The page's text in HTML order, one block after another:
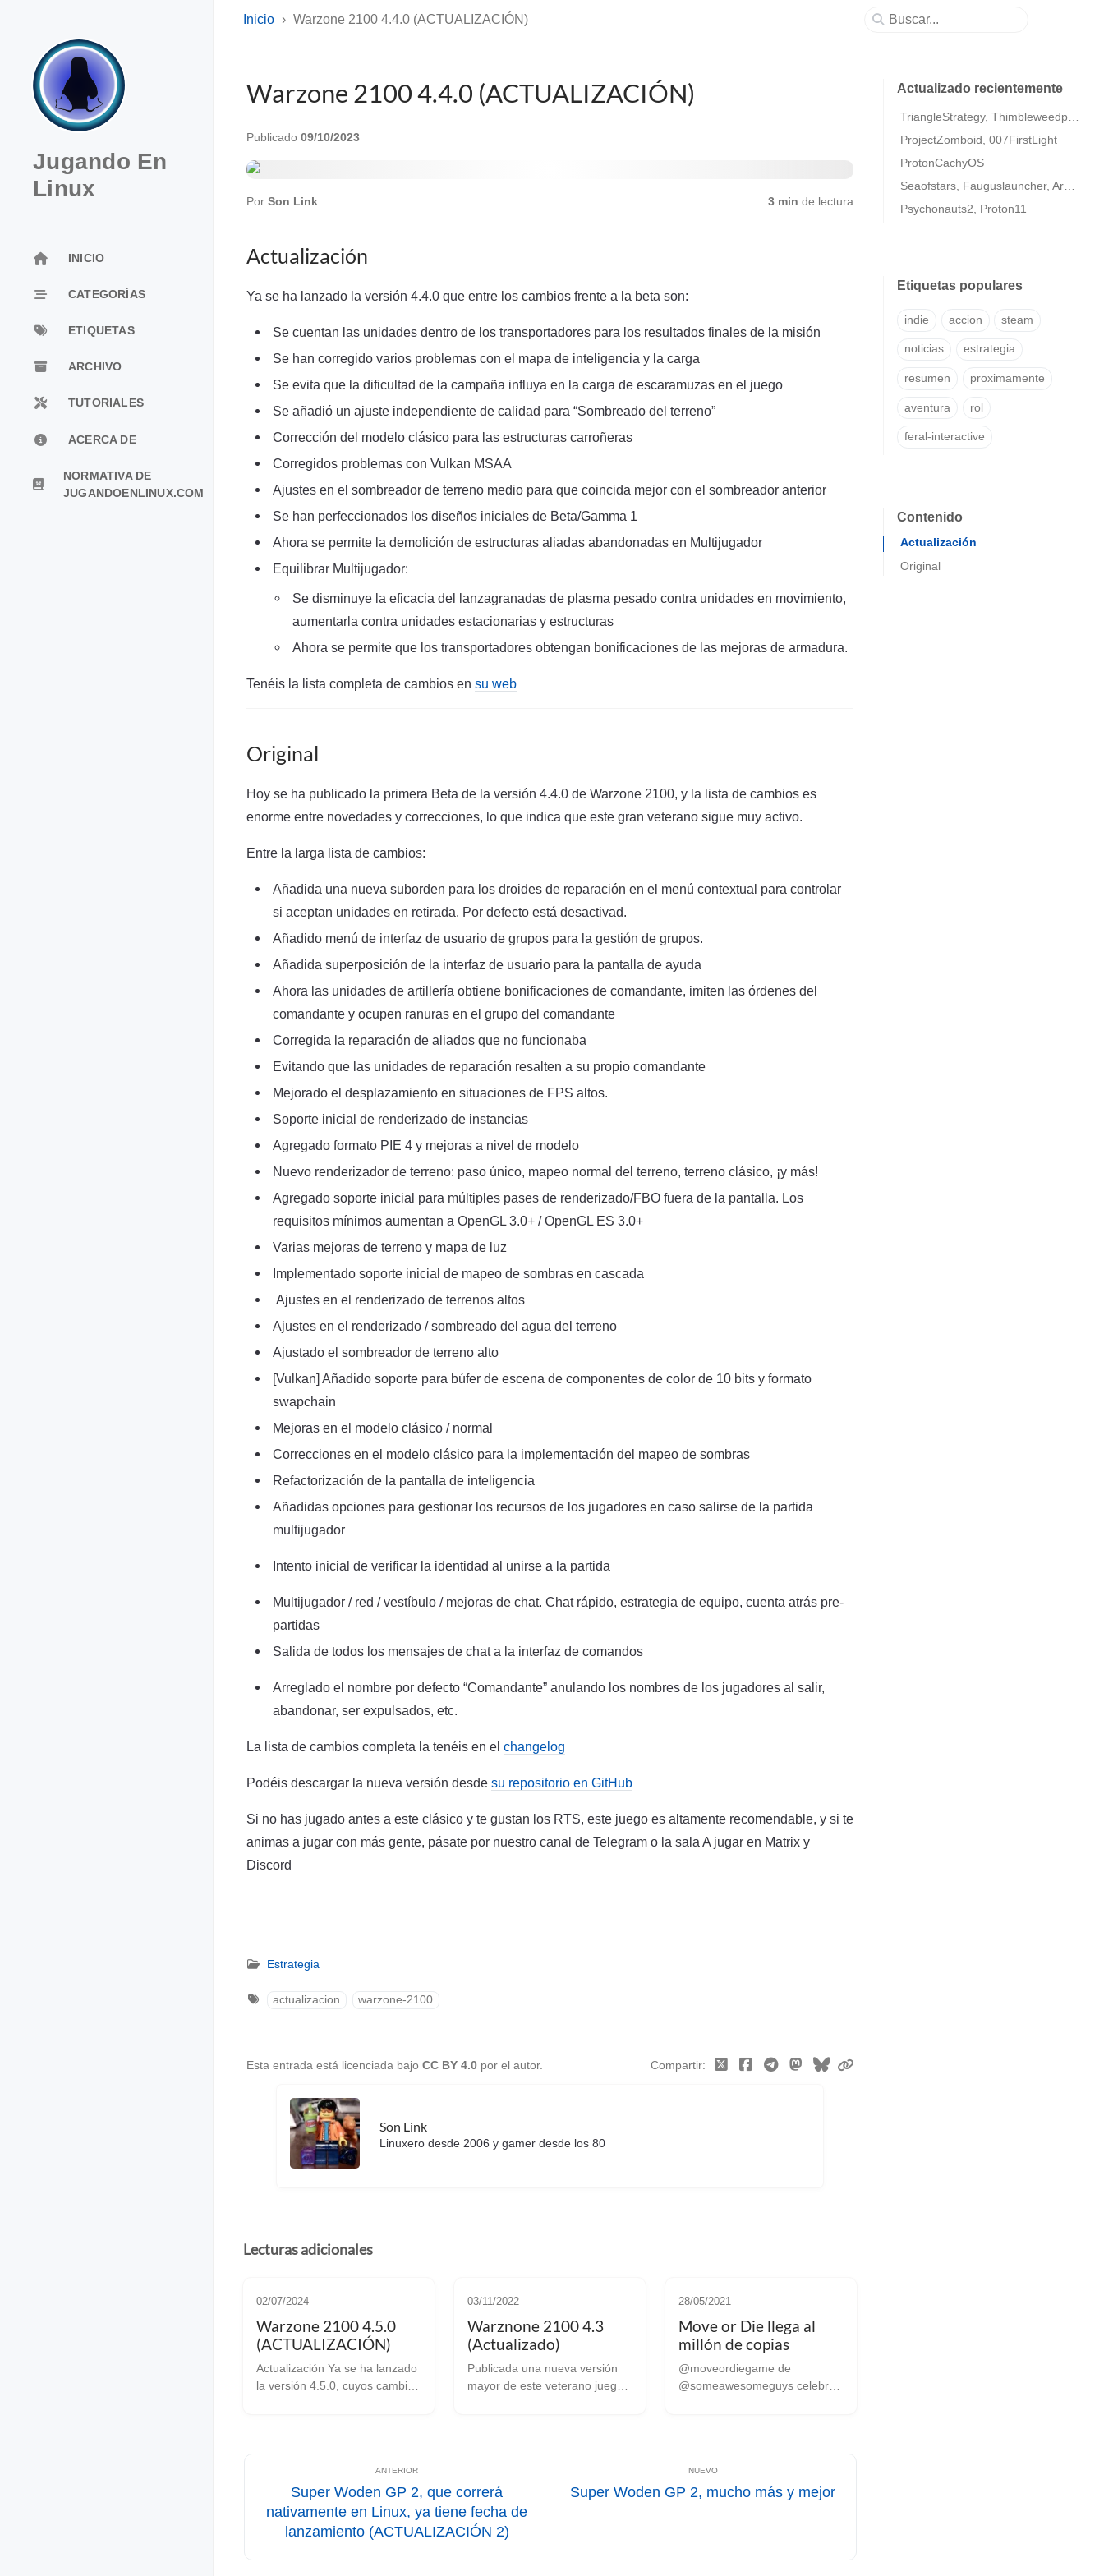
Jugando En
Linux
INICIO
CATEGORÍAS
ETIQUETAS
ARCHIVO
TUTORIALES
ACERCA DE
NORMATIVA DE
JUGANDOENLINUX.COM
Inicio Warzone 2100 4.4.0 (ACTUALIZACIÓN)
Warzone 2100 4.4.0 (ACTUALIZACIÓN)
Publicado 09/10/2023
Por Son Link 3 min de lectura
Actualización
Ya se ha lanzado la versión 4.4.0 que entre los cambios frente a la beta son:
Se cuentan las unidades dentro de los transportadores para los resultados finales de la misión
Se han corregido varios problemas con el mapa de inteligencia y la carga
Se evita que la dificultad de la campaña influya en la carga de escaramuzas en el juego
Se añadió un ajuste independiente de calidad para “Sombreado del terreno”
Corrección del modelo clásico para las estructuras carroñeras
Corregidos problemas con Vulkan MSAA
Ajustes en el sombreador de terreno medio para que coincida mejor con el sombreador anterior
Se han perfeccionados los diseños iniciales de Beta/Gamma 1
Ahora se permite la demolición de estructuras aliadas abandonadas en Multijugador
Equilibrar Multijugador:
Se disminuye la eficacia del lanzagranadas de plasma pesado contra unidades en movimiento,
aumentarla contra unidades estacionarias y estructuras
Ahora se permite que los transportadores obtengan bonificaciones de las mejoras de armadura.
Tenéis la lista completa de cambios en su web
Original
Hoy se ha publicado la primera Beta de la versión 4.4.0 de Warzone 2100, y la lista de cambios es
enorme entre novedades y correcciones, lo que indica que este gran veterano sigue muy activo.
Entre la larga lista de cambios:
Añadida una nueva suborden para los droides de reparación en el menú contextual para controlar
si aceptan unidades en retirada. Por defecto está desactivad.
Añadido menú de interfaz de usuario de grupos para la gestión de grupos.
Añadida superposición de la interfaz de usuario para la pantalla de ayuda
Ahora las unidades de artillería obtiene bonificaciones de comandante, imiten las órdenes del
comandante y ocupen ranuras en el grupo del comandante
Corregida la reparación de aliados que no funcionaba
Evitando que las unidades de reparación resalten a su propio comandante
Mejorado el desplazamiento en situaciones de FPS altos.
Soporte inicial de renderizado de instancias
Agregado formato PIE 4 y mejoras a nivel de modelo
Nuevo renderizador de terreno: paso único, mapeo normal del terreno, terreno clásico, ¡y más!
Agregado soporte inicial para múltiples pases de renderizado/FBO fuera de la pantalla. Los
requisitos mínimos aumentan a OpenGL 3.0+ / OpenGL ES 3.0+
Varias mejoras de terreno y mapa de luz
Implementado soporte inicial de mapeo de sombras en cascada
Ajustes en el renderizado de terrenos altos
Ajustes en el renderizado / sombreado del agua del terreno
Ajustado el sombreador de terreno alto
[Vulkan] Añadido soporte para búfer de escena de componentes de color de 10 bits y formato
swapchain
Mejoras en el modelo clásico / normal
Correcciones en el modelo clásico para la implementación del mapeo de sombras
Refactorización de la pantalla de inteligencia
Añadidas opciones para gestionar los recursos de los jugadores en caso salirse de la partida
multijugador
Intento inicial de verificar la identidad al unirse a la partida
Multijugador / red / vestíbulo / mejoras de chat. Chat rápido, estrategia de equipo, cuenta atrás pre-
partidas
Salida de todos los mensajes de chat a la interfaz de comandos
Arreglado el nombre por defecto “Comandante” anulando los nombres de los jugadores al salir,
abandonar, ser expulsados, etc.
La lista de cambios completa la tenéis en el changelog
Podéis descargar la nueva versión desde su repositorio en GitHub
Si no has jugado antes a este clásico y te gustan los RTS, este juego es altamente recomendable, y si te
animas a jugar con más gente, pásate por nuestro canal de Telegram o la sala A jugar en Matrix y
Discord
Estrategia
actualizacion warzone-2100
Esta entrada está licenciada bajo CC BY 4.0 por el autor. Compartir
Son Link
Linuxero desde 2006 y gamer desde los 80
Actualizado recientemente
ProjectZomboid, 007FirstLight
ProtonCachyOS
Psychonauts2, Proton11
Etiquetas populares
indie accion steam
noticias estrategia
resumen proximamente
aventura rol
feral-interactive
Contenido
Actualización
Original
Lecturas adicionales
02/07/2024
Warzone 2100 4.5.0
(ACTUALIZACIÓN)
Actualización Ya se ha lanzado
la versión 4.5.0, cuyos cambios
versión estable. Esta nue...
03/11/2022
Warznone 2100 4.3
(Actualizado)
Publicada una nueva versión
mayor de este veterano juego
28/05/2021
Move or Die llega al
millón de copias
@moveordiegame de
@someawesomeguys celebra
sabes lo que te estas
perdiendo, sobre...
Super Woden GP 2, que correrá
nativamente en Linux, ya tiene fecha de
lanzamiento (ACTUALIZACIÓN 2)
Super Woden GP 2, mucho más y mejor